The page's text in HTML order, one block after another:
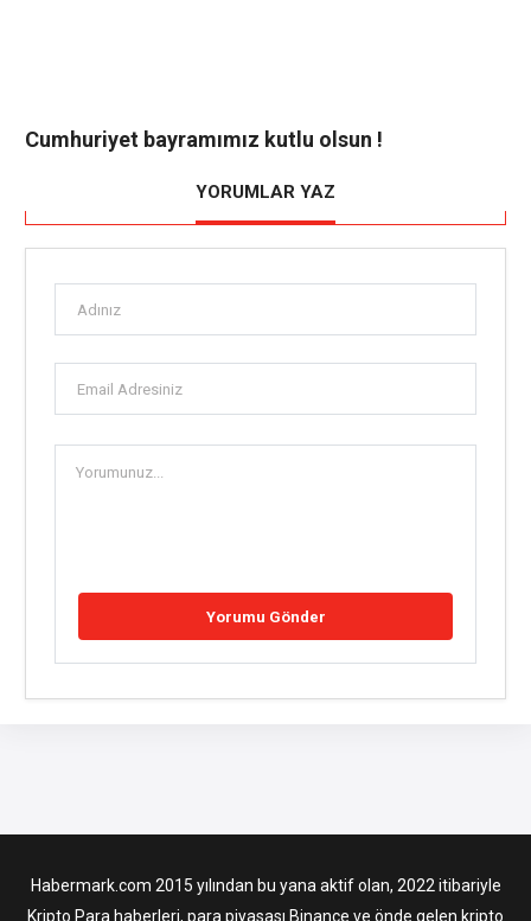
Cumhuriyet bayramımız kutlu olsun !
YORUMLAR YAZ
Habermark.com 2015 yılından bu yana aktif olan, 2022 itibariyle
Kripto Para haberleri, para piyasası Binance ve önde gelen kripto